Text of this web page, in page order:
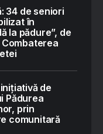
34 de seniori
în
la pădure”, de
de
Pădurea
prin
comunitară